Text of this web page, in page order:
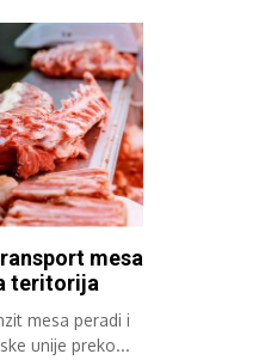
mesa
teritorija
mesa peradi i
unije preko...